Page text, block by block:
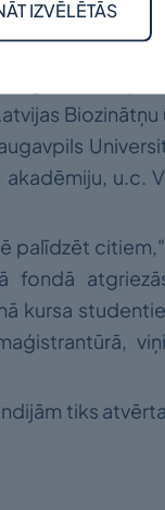
uz
Stradiņa
akadēmiju, u.c.
palīdzēt
fondā
kursa
tiks
IZVĒLĒTĀS